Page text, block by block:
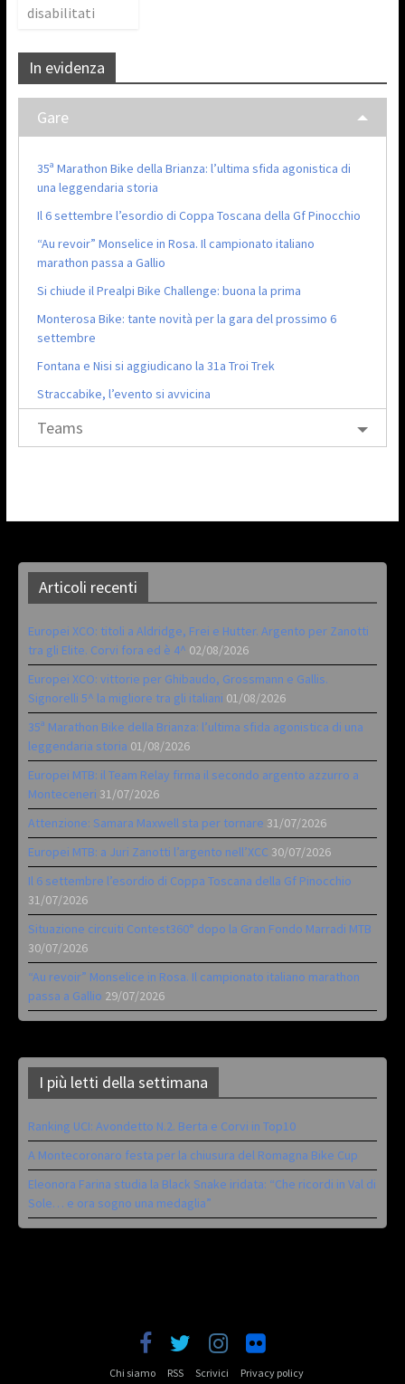
disabilitati
In evidenza
Gare
35ª Marathon Bike della Brianza: l’ultima sfida agonistica di
una leggendaria storia
Il 6 settembre l’esordio di Coppa Toscana della Gf Pinocchio
“Au revoir” Monselice in Rosa. Il campionato italiano
marathon passa a Gallio
Si chiude il Prealpi Bike Challenge: buona la prima
Monterosa Bike: tante novità per la gara del prossimo 6
settembre
Fontana e Nisi si aggiudicano la 31a Troi Trek
Straccabike, l’evento si avvicina
Teams
Articoli recenti
Europei XCO: titoli a Aldridge, Frei e Hutter. Argento per Zanotti
tra gli Elite. Corvi fora ed è 4^ 02/08/2026
Europei XCO: vittorie per Ghibaudo, Grossmann e Gallis.
Signorelli 5^ la migliore tra gli italiani 01/08/2026
35ª Marathon Bike della Brianza: l’ultima sfida agonistica di una
leggendaria storia 01/08/2026
Europei MTB: il Team Relay firma il secondo argento azzurro a
Monteceneri 31/07/2026
Attenzione: Samara Maxwell sta per tornare 31/07/2026
Europei MTB: a Juri Zanotti l’argento nell’XCC 30/07/2026
Il 6 settembre l’esordio di Coppa Toscana della Gf Pinocchio
31/07/2026
Situazione circuiti Contest360° dopo la Gran Fondo Marradi MTB
30/07/2026
“Au revoir” Monselice in Rosa. Il campionato italiano marathon
passa a Gallio 29/07/2026
I più letti della settimana
Ranking UCI: Avondetto N.2. Berta e Corvi in Top10
A Montecoronaro festa per la chiusura del Romagna Bike Cup
Eleonora Farina studia la Black Snake iridata: “Che ricordi in Val di
Sole… e ora sogno una medaglia”
Chi siamo RSS Scrivici Privacy policy